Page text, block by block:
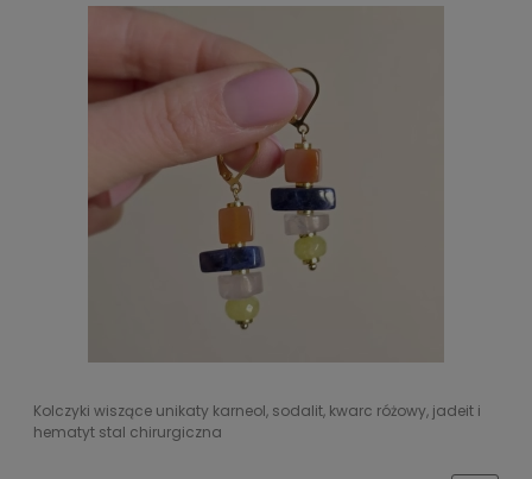
Kolczyki wiszące unikaty karneol, sodalit, kwarc różowy, jadeit i
hematyt stal chirurgiczna